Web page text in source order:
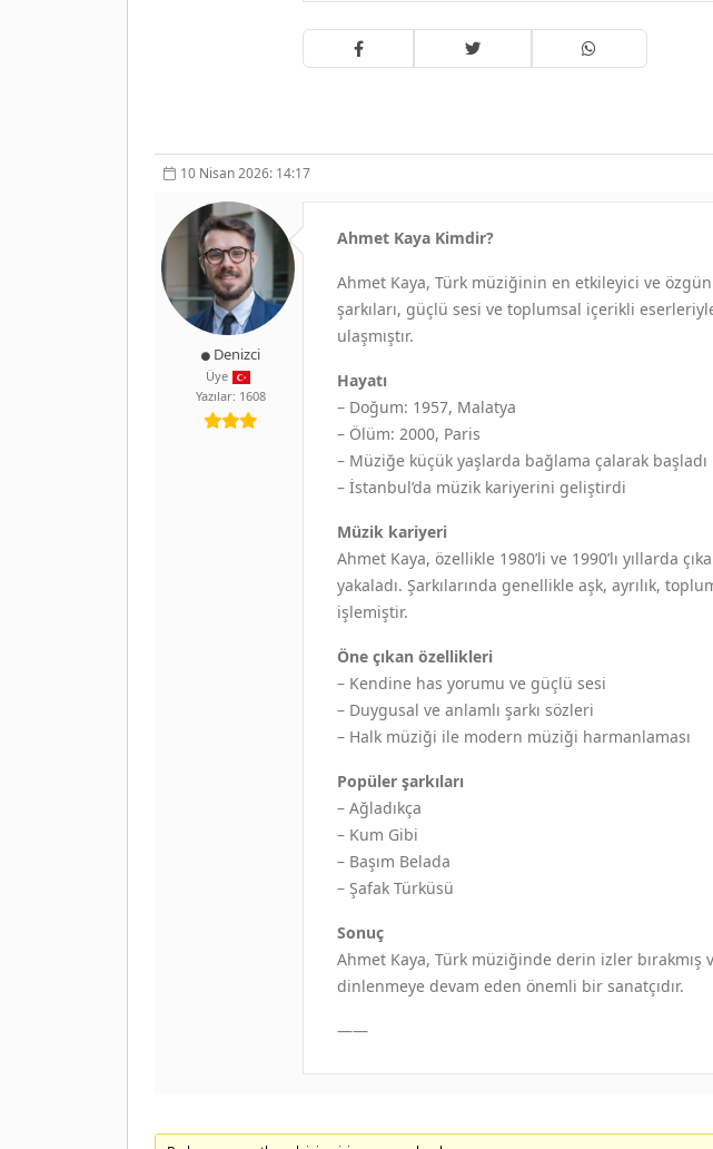
10 Nisan 2026: 14:17
Denizci
Üye
Yazılar: 1608
Ahmet Kaya Kimdir?
Ahmet Kaya, Türk müziğinin en etkileyici ve
şarkıları, güçlü sesi ve toplumsal içerikli
ulaşmıştır.
Hayatı
– Doğum: 1957, Malatya
– Ölüm: 2000, Paris
– Müziğe küçük yaşlarda bağlama çalarak başladı
– İstanbul’da müzik kariyerini geliştirdi
Müzik kariyeri
Ahmet Kaya, özellikle 1980’li ve 1990’lı yıllarda
yakaladı. Şarkılarında genellikle aşk, ayrılık,
işlemiştir.
Öne çıkan özellikleri
– Kendine has yorumu ve güçlü sesi
– Duygusal ve anlamlı şarkı sözleri
– Halk müziği ile modern müziği harmanlaması
Popüler şarkıları
– Ağladıkça
– Kum Gibi
– Başım Belada
– Şafak Türküsü
Sonuç
Ahmet Kaya, Türk müziğinde derin izler
dinlenmeye devam eden önemli bir sanatçıdır.
——